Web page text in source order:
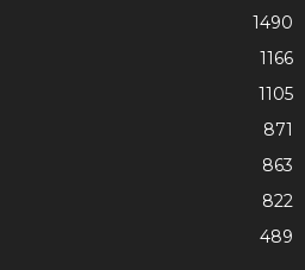
1490
1166
1105
871
863
822
489